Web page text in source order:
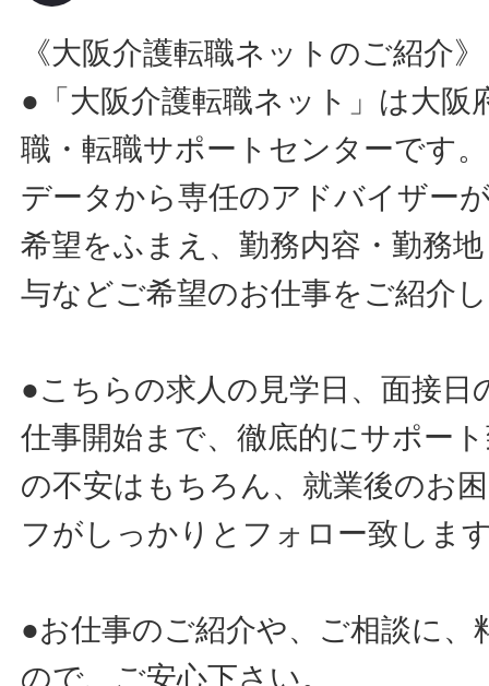
《大阪介護転職ネットのご紹介》
●「大阪介護転職ネット」は大阪
職・転職サポートセンターです
データから専任のアドバイザー
希望をふまえ、勤務内容・勤務
与などご希望のお仕事をご紹介
●こちらの求人の見学日、面接日
仕事開始まで、徹底的にサポー
の不安はもちろん、就業後のお
フがしっかりとフォロー致しま
●お仕事のご紹介や、ご相談に
ので、ご安心下さい。